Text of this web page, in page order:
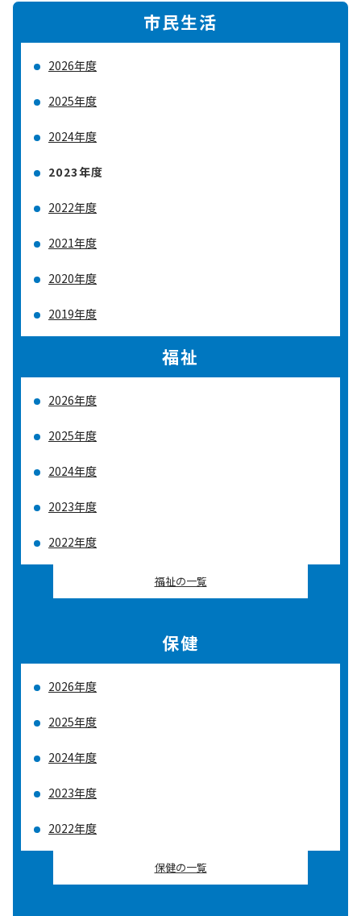
市民生活
2026年度
2025年度
2024年度
2023年度
2022年度
2021年度
2020年度
2019年度
福祉
2026年度
2025年度
2024年度
2023年度
2022年度
福祉の一覧
保健
2026年度
2025年度
2024年度
2023年度
2022年度
保健の一覧